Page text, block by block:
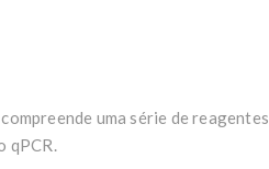
uma série de
qPCR.